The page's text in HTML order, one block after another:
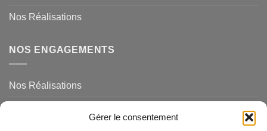
Gérer le consentement
Nos Réalisations
NOS ENGAGEMENTS
Nos Réalisations